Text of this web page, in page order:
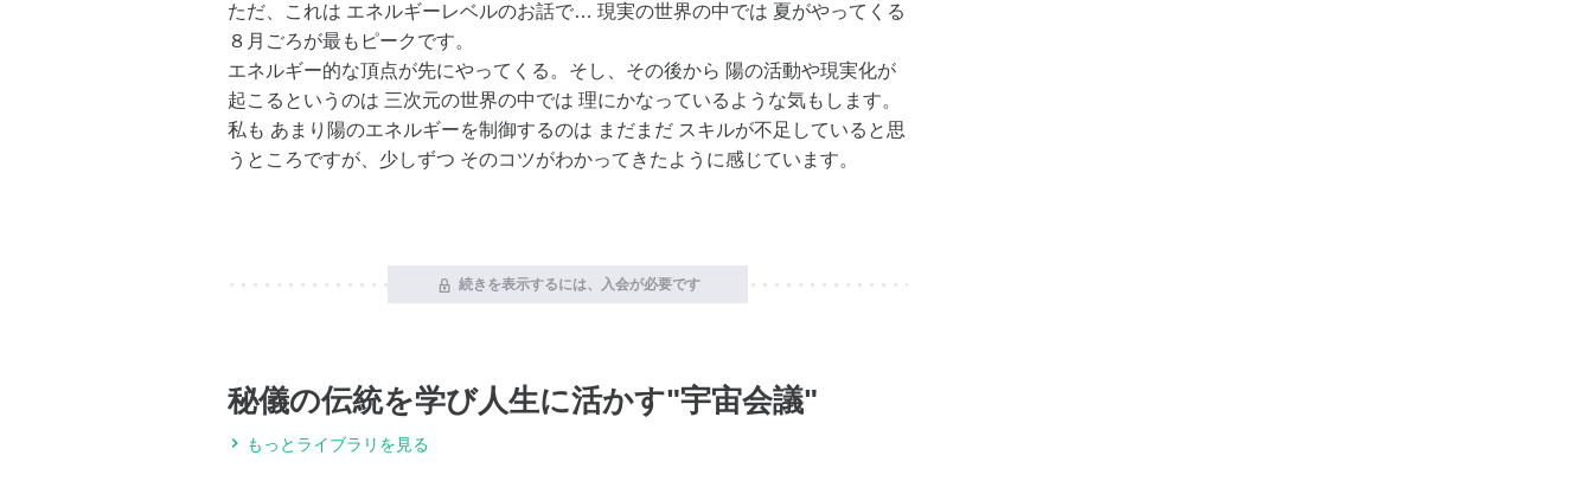
ただ、これは エネルギーレベルのお話で… 現実の世界の中では 夏がやってくる
８月ごろが最もピークです。
エネルギー的な頂点が先にやってくる。そし、その後から 陽の活動や現実化が
起こるというのは 三次元の世界の中では 理にかなっているような気もします。
私も あまり陽のエネルギーを制御するのは まだまだ スキルが不足していると思
うところですが、少しずつ そのコツがわかってきたように感じています。
続きを表示するには、入会が必要です
秘儀の伝統を学び人生に活かす"宇宙会議"
もっとライブラリを見る